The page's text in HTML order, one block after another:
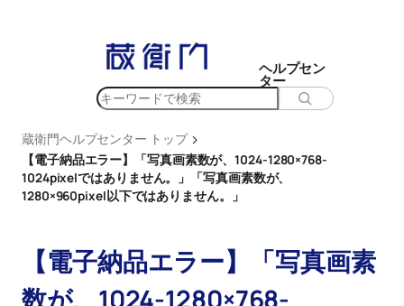
ッ
プ
ヘルプセン
ター
検
蔵衛門ヘルプセンター トップ >
【電子納品エラー】「写真画素数が、1024-1280×768-
1024pixelではありません。」「写真画素数が、
1280×960pixel以下ではありません。」
【電子納品エラー】「写真画素